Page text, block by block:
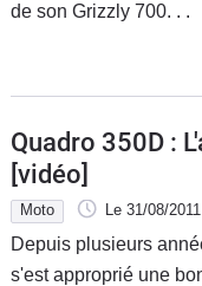
de son Grizzly 700. . .
Quadro 350D :
[vidéo]
Moto Le 31/08/2011
Depuis plusieurs
s'est approprié une